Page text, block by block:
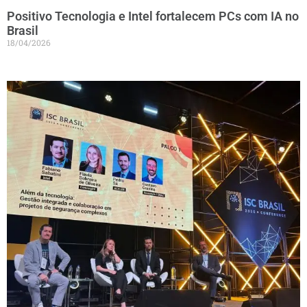
Positivo Tecnologia e Intel fortalecem PCs com IA no
Brasil
18/04/2026